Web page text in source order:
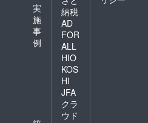
実
施
事
例
納税
AD
FOR
ALL
HIO
KOS
HI
JFA
クラ
ウド